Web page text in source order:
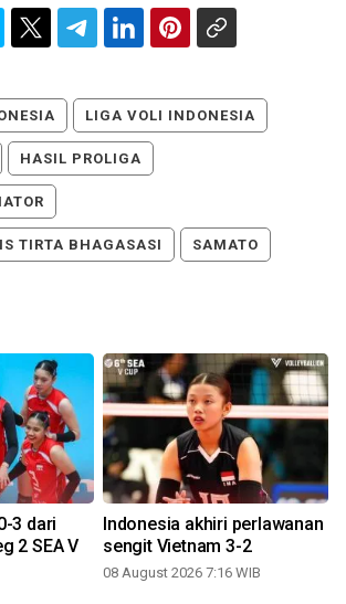
LIGA VOLI INDONESIA
HASIL PROLIGA
TIRTA BHAGASASI SAMATO
3 dari
2 SEA V
Indonesia akhiri perlawanan
sengit Vietnam 3-2
08 August 2026 7:16 WIB